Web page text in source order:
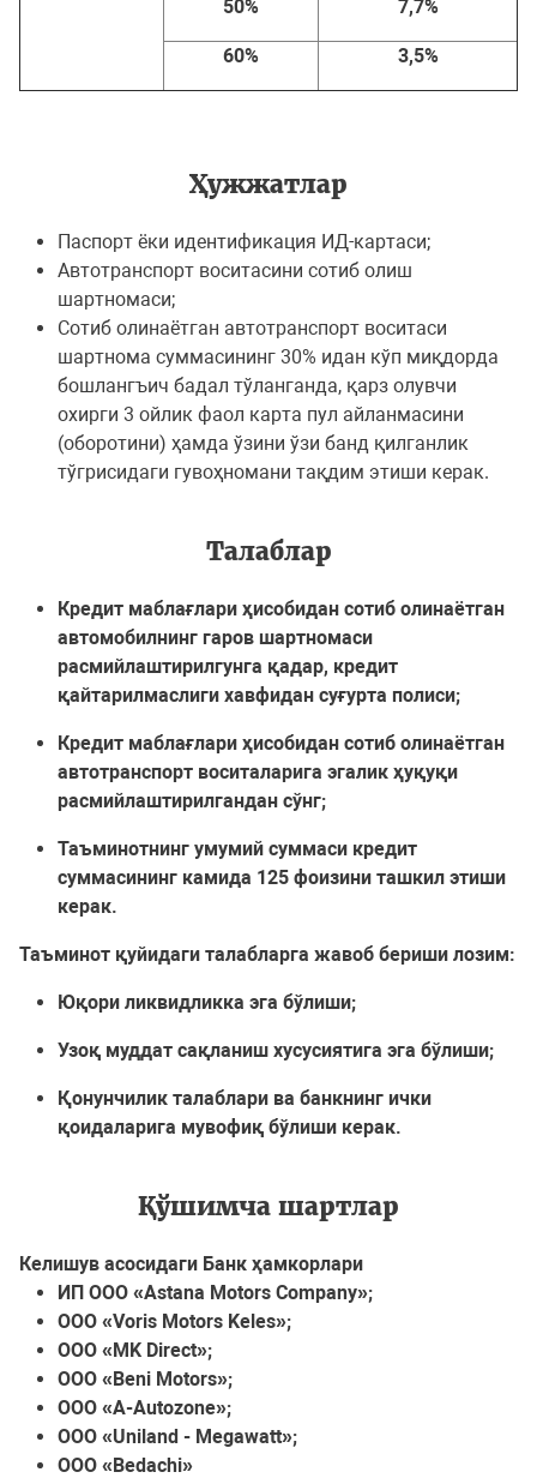
50% 7,7%
60% 3,5%
Ҳужжатлар
Паспорт ёки идентификация ИД-картаси;
Автотранспорт воситасини сотиб олиш
шартномаси;
Сотиб олинаётган автотранспорт воситаси
шартнома суммасининг 30% идан кўп миқдорда
бошлангъич бадал тўланганда, қарз олувчи
охирги 3 ойлик фаол карта пул айланмасини
(оборотини) ҳамда ўзини ўзи банд қилганлик
тўгрисидаги гувоҳномани тақдим этиши керак.
Талаблар
Кредит маблағлари ҳисобидан сотиб олинаётган
автомобилнинг гаров шартномаси
расмийлаштирилгунга қадар, кредит
қайтарилмаслиги хавфидан суғурта полиси;
Кредит маблағлари ҳисобидан сотиб олинаётган
автотранспорт воситаларига эгалик ҳуқуқи
расмийлаштирилгандан сўнг;
Таъминотнинг умумий суммаси кредит
суммасининг камида 125 фоизини ташкил этиши
керак.
Таъминот қуйидаги талабларга жавоб бериши лозим:
Юқори ликвидликка эга бўлиши;
Узоқ муддат сақланиш хусусиятига эга бўлиши;
Қонунчилик талаблари ва банкнинг ички
қоидаларига мувофиқ бўлиши керак.
Қўшимча шартлар
Келишув асосидаги Банк ҳамкорлари
ИП ООО «Astana Motors Company»;
ООО «Voris Motors Keles»;
ООО «MK Direct»;
ООО «Beni Motors»;
ООО «A-Autozone»;
ООО «Uniland - Megawatt»;
ООО «Bedachi»